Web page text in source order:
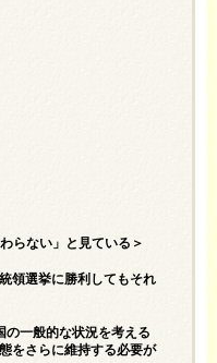
らない」と見ている＞
領選挙に勝利してもそれ
の一般的な状況を考える
をさらに維持する必要が